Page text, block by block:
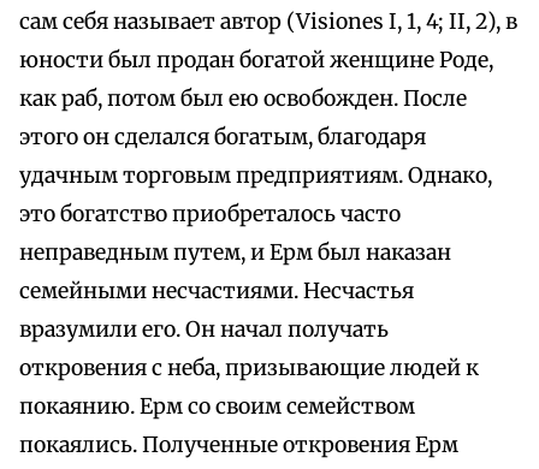
сам себя называет автор (Visiones I, 1, 4; II, 2), в
юности был продан богатой женщине Роде,
как раб, потом был ею освобожден. После
этого он сделался богатым, благодаря
удачным торговым предприятиям. Однако,
это богатство приобреталось часто
неправедным путем, и Ерм был наказан
семейными несчастиями. Несчастья
вразумили его. Он начал получать
откровения с неба, призывающие людей к
покаянию. Ерм со своим семейством
покаялись. Полученные откровения Ерм